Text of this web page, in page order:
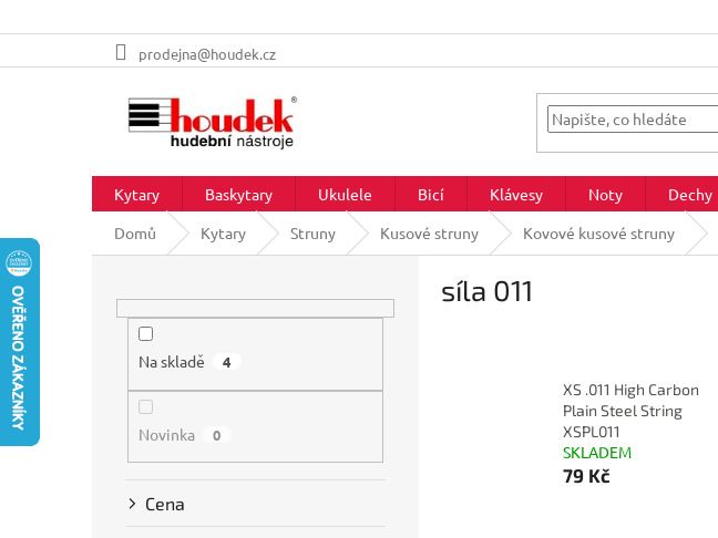
na
prodejna@houdek.cz
Kytary Baskytary Ukulele Bicí Klávesy Noty Dechy
Domů
Kytary Struny Kusové struny Kovové kusové struny
Na skladě 4
Novinka 0
Cena
síla 011
XS .011 High Carbon
Plain Steel String
XSPL011
SKLADEM
79 Kč